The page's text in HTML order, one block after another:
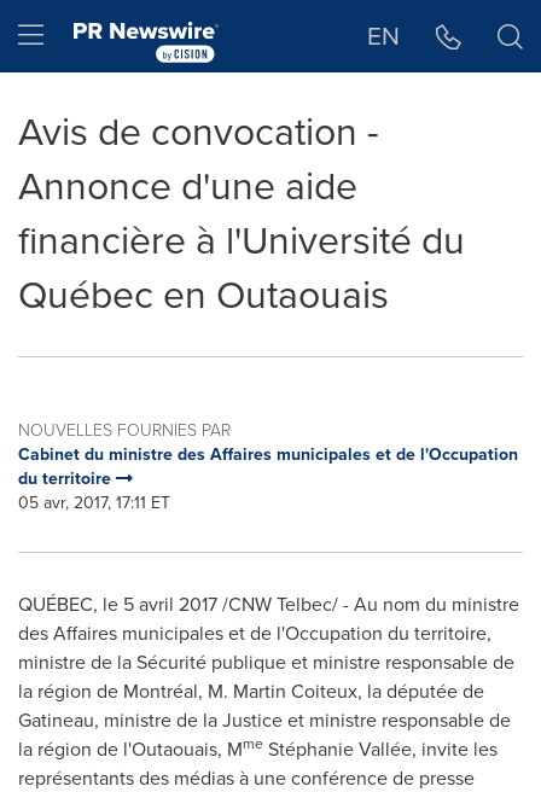
Hamburger menu EN
Avis de convocation -
Annonce d'une aide
financière à l'Université du
Québec en Outaouais
NOUVELLES FOURNIES PAR
Cabinet du ministre des Affaires municipales et de l'Occupation
du territoire
05 avr, 2017, 17:11 ET
QUÉBEC, le 5 avril 2017 /CNW Telbec/ - Au nom du ministre
des Affaires municipales et de l'Occupation du territoire,
ministre de la Sécurité publique et ministre responsable de
la région de Montréal, M. Martin Coiteux, la députée de
Gatineau, ministre de la Justice et ministre responsable de
la région de l'Outaouais, Mme Stéphanie Vallée, invite les
représentants des médias à une conférence de presse